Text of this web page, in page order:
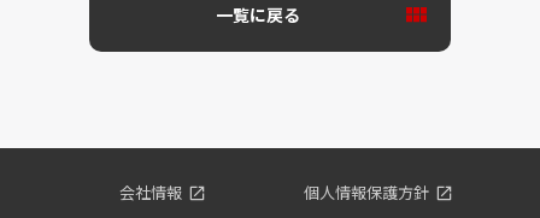
一覧に戻る
会社情報 個人情報保護方針